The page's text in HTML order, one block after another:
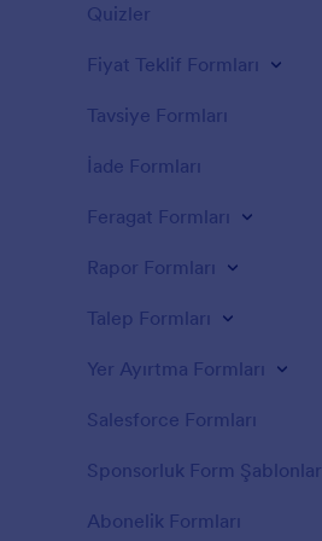
Quizler
Fiyat Teklif Formları
Tavsiye Formları
İade Formları
Feragat Formları
Rapor Formları
Talep Formları
Yer Ayırtma Formları
Salesforce Formları
Sponsorluk Form Şablonları
Abonelik Formları